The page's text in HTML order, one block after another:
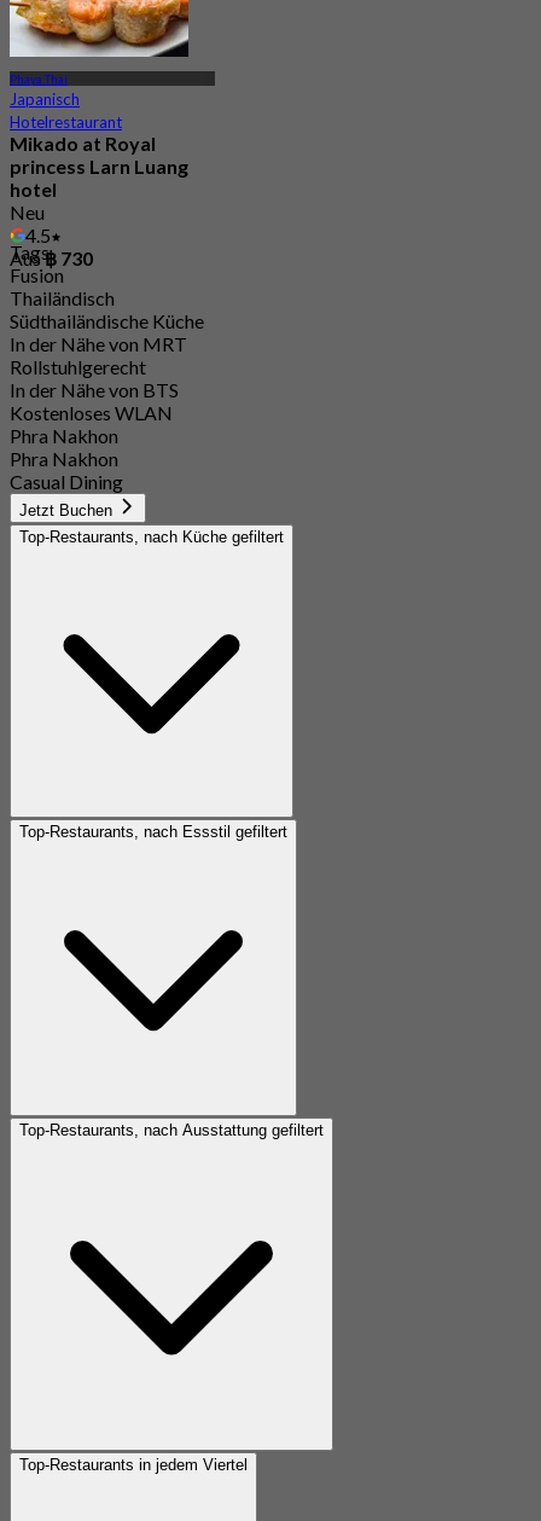
Phaya Thai
Japanisch
Hotelrestaurant
Mikado at Royal
princess Larn Luang
hotel
Neu
4.5
Aus฿ 730
Tags
Fusion
Thailändisch
Südthailändische Küche
In der Nähe von MRT
Rollstuhlgerecht
In der Nähe von BTS
Kostenloses WLAN
Phra Nakhon
Phra Nakhon
Casual Dining
Jetzt Buchen
Top-Restaurants, nach Küche gefiltert
Top-Restaurants, nach Essstil gefiltert
Top-Restaurants, nach Ausstattung gefiltert
Top-Restaurants in jedem Viertel